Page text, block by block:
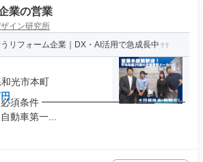
業の営業
イン研究所
リフォーム企業｜DX・AI活用で急成長中
光市本町
▼必須条件 ━━━━━━━━━━━━━━━
車第一...